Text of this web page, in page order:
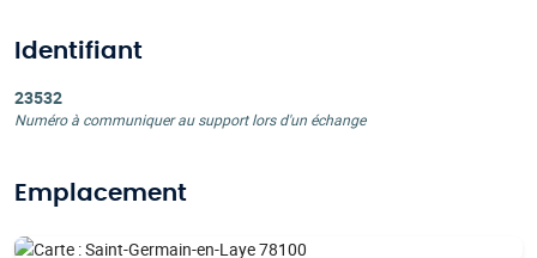
Identifiant
23532
Numéro à communiquer au support lors d'un échange
Emplacement